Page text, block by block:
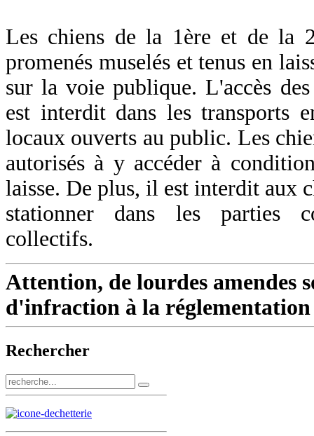
Les chiens de la 1ère et de la
promenés muselés et tenus en
sur la voie publique. L'accès
est interdit dans les transports
locaux ouverts au public. Les
autorisés à y accéder à
laisse. De plus, il est interdit aux
stationner dans les parties
collectifs.
Attention, de lourdes amendes
d'infraction à la
Rechercher